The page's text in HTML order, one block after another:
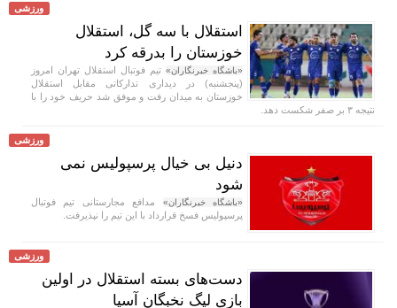
ورزشی
استقلال با سه گل، استقلال
خوزستان را بدرقه کرد
«باشگاه خبرنگاران» تیم فوتبال استقلال تهران امروز
(پنجشنبه) در دیداری تدارکاتی مقابل استقلال
خوزستان به میدان رفت و موفق شد حریف خود را با
نتیجه ۳ بر صفر شکست دهد.
ورزشی
دنیل بی خیال پرسپولیس نمی
شود
«باشگاه خبرنگاران» مدافع مجارستانی تیم فوتبال
پرسپولیس فسخ قرارداد با این تیم را نپذیرفت.
ورزشی
دست‌های بسته استقلال در اولین
بازی لیگ نخبگان آسیا